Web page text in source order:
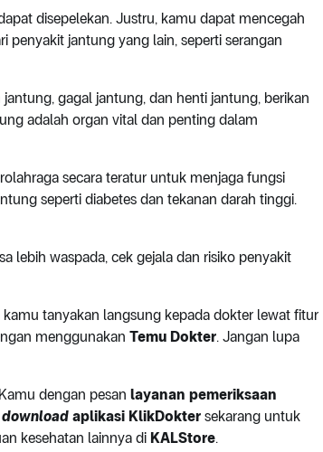
disepelekan. Justru, kamu dapat mencegah
penyakit jantung yang lain, seperti serangan
gagal jantung, dan henti jantung, berikan
adalah organ vital dan penting dalam
secara teratur untuk menjaga fungsi
seperti diabetes dan tekanan darah tinggi.
lebih waspada, cek gejala dan risiko penyakit
tanyakan langsung kepada dokter lewat fitur
menggunakan Temu Dokter. Jangan lupa
dengan pesan layanan pemeriksaan
download aplikasi KlikDokter sekarang untuk
kesehatan lainnya di KALStore.